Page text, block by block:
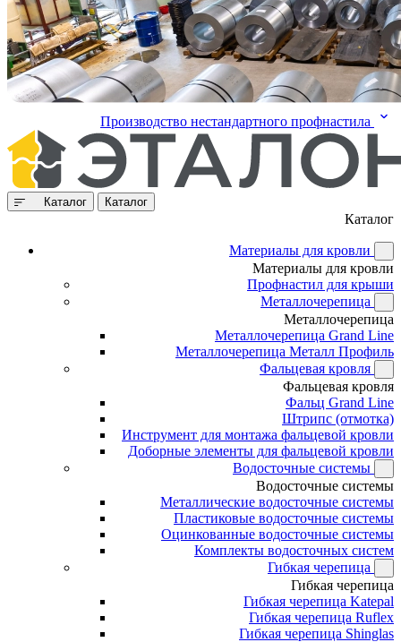
Производство нестандартного профнастила
Каталог Каталог
Каталог
Материалы для кровли
Материалы для кровли
Профнастил для крыши
Металлочерепица
Металлочерепица
Металлочерепица Grand Line
Металлочерепица Металл Профиль
Фальцевая кровля
Фальцевая кровля
Фальц Grand Line
Штрипс (отмотка)
Инструмент для монтажа фальцевой кровли
Доборные элементы для фальцевой кровли
Водосточные системы
Водосточные системы
Металлические водосточные системы
Пластиковые водосточные системы
Оцинкованные водосточные системы
Комплекты водосточных систем
Гибкая черепица
Гибкая черепица
Гибкая черепица Katepal
Гибкая черепица Ruflex
Гибкая черепица Shinglas